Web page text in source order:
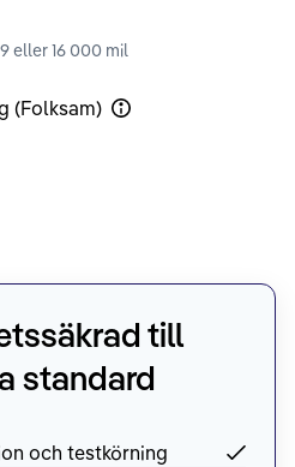
eller 16 000 mil
(Folksam)
till
standard
och testkörning